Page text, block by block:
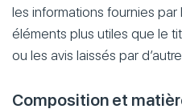
les informations fournies
éléments plus utiles que le
ou les avis laissés par
Composition et